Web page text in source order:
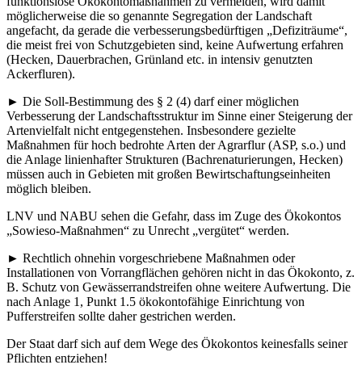
möglicherweise die so genannte Segregation der Landschaft
angefacht, da gerade die verbesserungsbedürftigen „Defiziträume“,
die meist frei von Schutzgebieten sind, keine Aufwertung erfahren
(Hecken, Dauerbrachen, Grünland etc. in intensiv genutzten
Ackerfluren).
► Die Soll-Bestimmung des § 2 (4) darf einer möglichen
Verbesserung der Landschaftsstruktur im Sinne einer Steigerung der
Artenvielfalt nicht entgegenstehen. Insbesondere gezielte
Maßnahmen für hoch bedrohte Arten der Agrarflur (ASP, s.o.) und
die Anlage linienhafter Strukturen (Bachrenaturierungen, Hecken)
müssen auch in Gebieten mit großen Bewirtschaftungseinheiten
möglich bleiben.
LNV und NABU sehen die Gefahr, dass im Zuge des Ökokontos
„Sowieso-Maßnahmen“ zu Unrecht „vergütet“ werden.
► Rechtlich ohnehin vorgeschriebene Maßnahmen oder
Installationen von Vorrangflächen gehören nicht in das Ökokonto, z.
B. Schutz von Gewässerrandstreifen ohne weitere Aufwertung. Die
nach Anlage 1, Punkt 1.5 ökokontofähige Einrichtung von
Pufferstreifen sollte daher gestrichen werden.
Der Staat darf sich auf dem Wege des Ökokontos keinesfalls seiner
Pflichten entziehen!